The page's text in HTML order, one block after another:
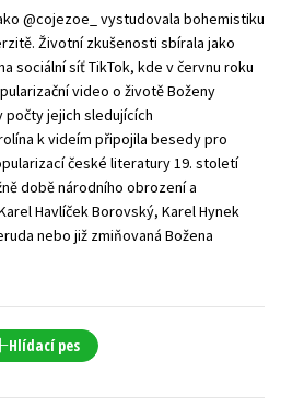
@cojezoe_ vystudovala bohemistiku
Životní zkušenosti sbírala jako
sociální síť TikTok, kde v červnu roku
video o životě Boženy
počty jejich sledujících
k videím připojila besedy pro
české literatury 19. století
době národního obrození a
Havlíček Borovský, Karel Hynek
nebo již zmiňovaná Božena
Hlídací pes